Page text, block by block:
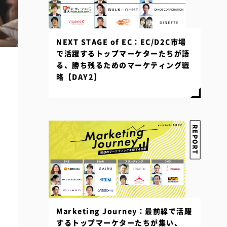
REPORT
Marketing Journey：最前線で活躍
するトップマーケターたちが集い、
NEXT STAGE of EC：EC/D2C市場
で活躍するトップマーケターたちが語
る、勝ち残るためのマーケティング戦
略【DAY2】